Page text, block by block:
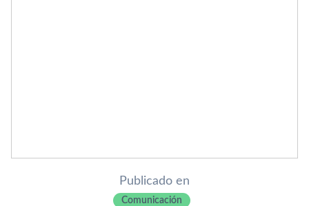
Publicado en
Comunicación